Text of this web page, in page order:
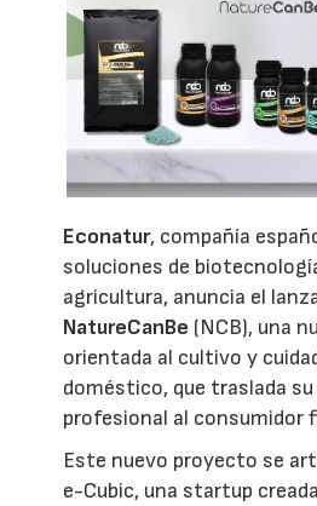
Econatur, compañía
soluciones de
agricultura, anuncia el
NatureCanBe (NCB), una
orientada al cultivo y
doméstico, que traslada
profesional al consumidor
Este nuevo proyecto se
e-Cubic, una startup